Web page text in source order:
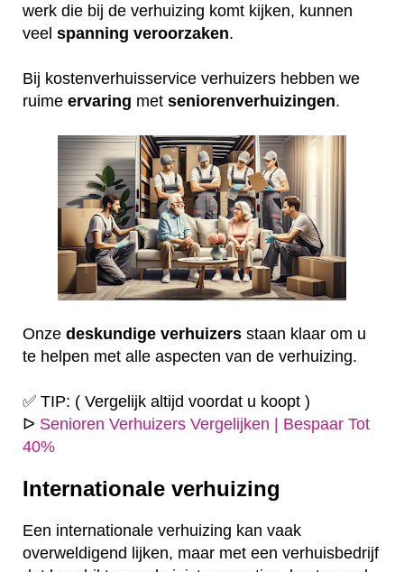
werk die bij de verhuizing komt kijken, kunnen
veel spanning veroorzaken.
Bij kostenverhuisservice verhuizers hebben we
ruime ervaring met seniorenverhuizingen.
Onze deskundige verhuizers staan klaar om u
te helpen met alle aspecten van de verhuizing.
✅ TIP: ( Vergelijk altijd voordat u koopt )
ᐅ Senioren Verhuizers Vergelijken | Bespaar Tot
40%
Internationale verhuizing
Een internationale verhuizing kan vaak
overweldigend lijken, maar met een verhuisbedrijf